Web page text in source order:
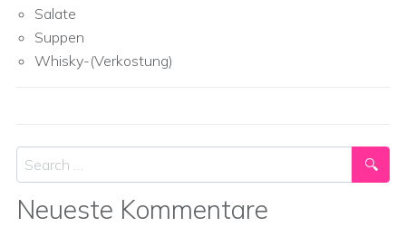
Salate
Suppen
Whisky-(Verkostung)
Search
Neueste Kommentare